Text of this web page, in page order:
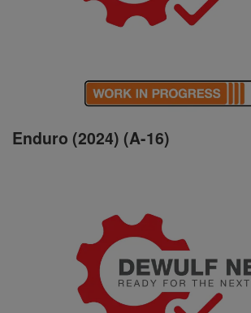
Enduro (2024) (A-16)